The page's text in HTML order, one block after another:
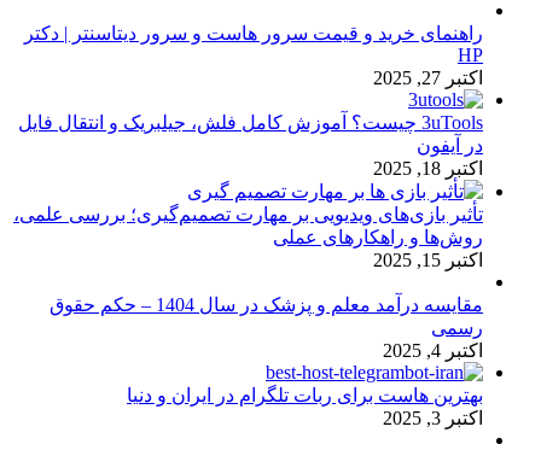
راهنمای خرید و قیمت سرور هاست و سرور دیتاسنتر | دکتر
HP
اکتبر 27, 2025
3uTools چیست؟ آموزش کامل فلش، جیلبریک و انتقال فایل
در آیفون
اکتبر 18, 2025
تأثیر بازی‌های ویدیویی بر مهارت تصمیم‌گیری؛ بررسی علمی،
روش‌ها و راهکارهای عملی
اکتبر 15, 2025
مقایسه درآمد معلم و پزشک در سال 1404 – حکم حقوق
رسمی
اکتبر 4, 2025
بهترین هاست برای ربات تلگرام در ایران و دنیا
اکتبر 3, 2025